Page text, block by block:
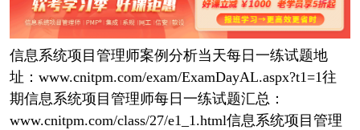
信息系统项目管理师案例分析当天每日一练试题地
址：www.cnitpm.com/exam/ExamDayAL.aspx?t1=1往
期信息系统项目管理师每日一练试题汇总：
www.cnitpm.com/class/27/e1_1.html信息系统项目管理